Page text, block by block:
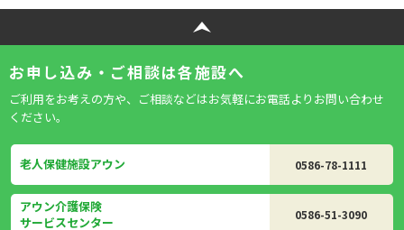
お申し込み・ご相談は各施設へ
ご利用をお考えの方や、ご相談などはお気軽にお電話よりお問い合わせ
ください。
老人保健施設アウン 0586-78-1111
アウン介護保険
サービスセンター
0586-51-3090